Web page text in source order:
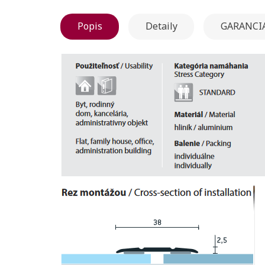
Popis Detaily